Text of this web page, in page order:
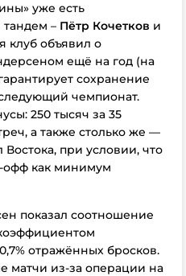
уже есть
– Пётр Кочетков и
клуб объявил о
ещё на год (на
сохранение
чемпионат.
250 тысяч за 35
а также столько же —
при условии, что
офф как минимум
показал соотношение
отражённых бросков.
матчи из-за операции на